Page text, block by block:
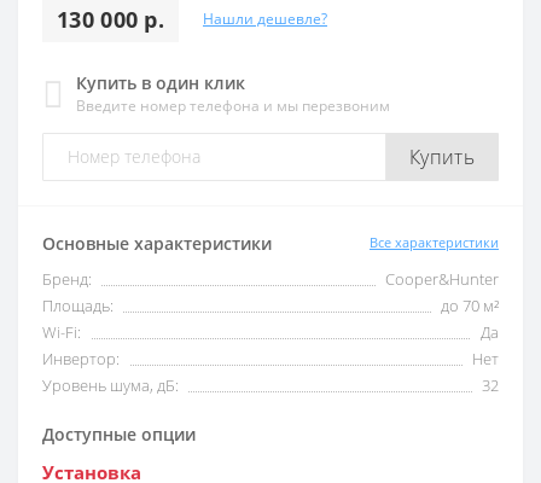
130 000 р. Нашли дешевле?
Купить в один клик
Введите номер телефона и мы перезвоним
Купить
Основные характеристики Все характеристики
Бренд:
Cooper&Hunter
Площадь:
до 70 м²
Wi-Fi:
Да
Инвертор:
Нет
Уровень шума, дБ:
32
Доступные опции
Установка